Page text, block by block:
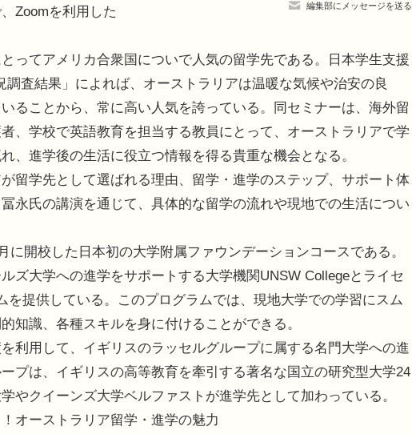
編集部にメッセージを送る
Zoomを利用した
ってアメリカ合衆国についで人気の留学先である。日本学生支援
査結果」によれば、オーストラリアは温暖な気候や治安の良
ることから、常に高い人気を誇っている。同セミナーは、海外留
、学校で英語教育を担当する教員にとって、オーストラリアで学
、進学後の生活に役立つ情報を得る貴重な機会となる。
留学先として選ばれる理由、留学・進学のステップ、サポート体
永氏の講演を通じて、具体的な留学の流れや現地での生活につい
開校した日本初の大学附属ファウンデーションコースである。
ズ大学への進学をサポートする大学機関UNSW Collegeとライセ
を提供している。このプログラムでは、現地大学での学習にスム
知識、各種スキルを身に付けることができる。
利用して、イギリスのラッセルグループに属する名門大学への進
プは、イギリスの高等教育を牽引する著名な国立の研究型大学24
やクイーンズ大学ベルファストが進学先として加わっている。
オーストラリア留学・進学の魅力